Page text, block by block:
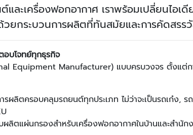
และเครื่องฟอกอากาศ เราพร้อมเปลี่ยนไ
วยกระบวนการผลิตที่ทันสมัยและการคัดสรร
บโจทย์ทุกธุรกิจ
Equipment Manufacturer) แบบครบวงจร ตั้งแต่ก
ผลิตครอบคลุมรถยนต์ทุกประเภท ไม่ว่าจะเป็นรถเก๋ง,
ลิตแผ่นกรองสำหรับเครื่องฟอกอากาศในบ้านและสำนัก